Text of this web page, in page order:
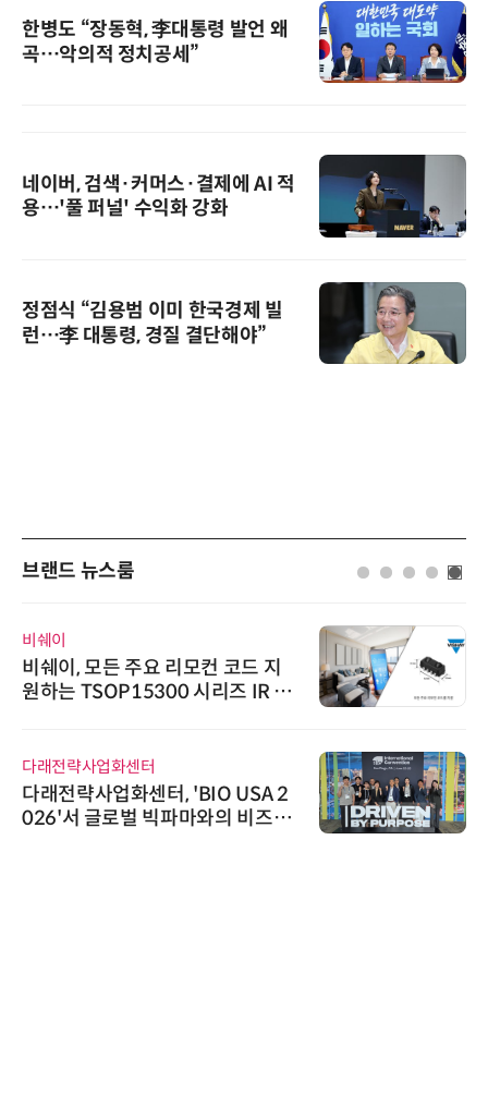
한병도 “장동혁, 李대통령 발언 왜
곡…악의적 정치공세”
네이버, 검색·커머스·결제에 AI 적
용…'풀 퍼널' 수익화 강화
정점식 “김용범 이미 한국경제 빌
런…李 대통령, 경질 결단해야”
브랜드 뉴스룸
비쉐이
비쉐이, 모든 주요 리모컨 코드 지
원하는 TSOP15300 시리즈 IR 수
다래전략사업화센터
다래전략사업화센터, 'BIO USA 2
026'서 글로벌 빅파마와의 비즈니